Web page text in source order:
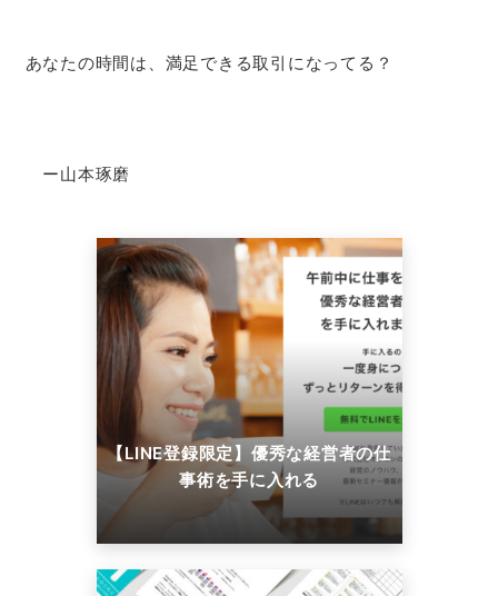
あなたの時間は、満足できる取引になってる？
ー山本琢磨
【LINE登録限定】優秀な経営者の仕
事術を手に入れる